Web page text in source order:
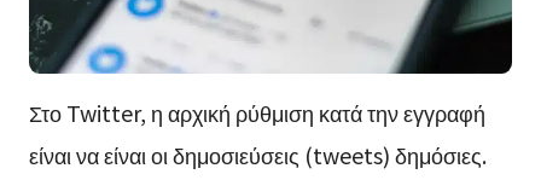
Στο Twitter, η αρχική ρύθμιση κατά την εγγραφή
είναι να είναι οι δημοσιεύσεις (tweets) δημόσιες.